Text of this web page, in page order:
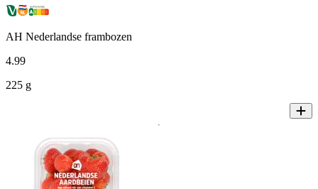
AH Nederlandse frambozen
4.99
225 g